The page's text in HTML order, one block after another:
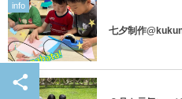
info
七夕制作
info